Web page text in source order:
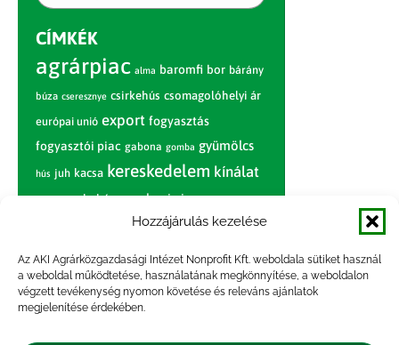
Hozzájárulás kezelése
Az AKI Agrárközgazdasági Intézet Nonprofit Kft. weboldala sütiket használ
a weboldal működtetése, használatának megkönnyítése, a weboldalon
végzett tevékenység nyomon követése és releváns ajánlatok
megjelenítése érdekében.
CÍMKÉK
agrárpiac alma baromfi bor bárány
búza cseresznye csirkehús csomagolóhelyi ár
európai unió export fogyasztás
fogyasztói piac gabona gomba gyümölcs
hús juh kacsa kereskedelem kínálat
körte marhahús nagybani piac narancs
nemzetközi árinformációk
paradicsom piac piaci jelentés
pulyka pulykahús sertés sertéshús
szarvasmarha termelés
termelői